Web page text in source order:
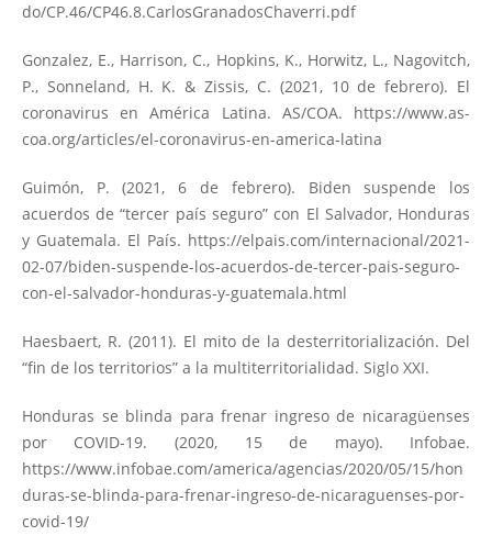
do/CP.46/CP46.8.CarlosGranadosChaverri.pdf
Gonzalez, E., Harrison, C., Hopkins, K., Horwitz, L., Nagovitch,
P., Sonneland, H. K. & Zissis, C. (2021, 10 de febrero). El
coronavirus en América Latina. AS/COA. https://www.as-
coa.org/articles/el-coronavirus-en-america-latina
Guimón, P. (2021, 6 de febrero). Biden suspende los
acuerdos de “tercer país seguro” con El Salvador, Honduras
y Guatemala. El País. https://elpais.com/internacional/2021-
02-07/biden-suspende-los-acuerdos-de-tercer-pais-seguro-
con-el-salvador-honduras-y-guatemala.html
Haesbaert, R. (2011). El mito de la desterritorialización. Del
“fin de los territorios” a la multiterritorialidad. Siglo XXI.
Honduras se blinda para frenar ingreso de nicaragüenses
por COVID-19. (2020, 15 de mayo). Infobae.
https://www.infobae.com/america/agencias/2020/05/15/hon
duras-se-blinda-para-frenar-ingreso-de-nicaraguenses-por-
covid-19/